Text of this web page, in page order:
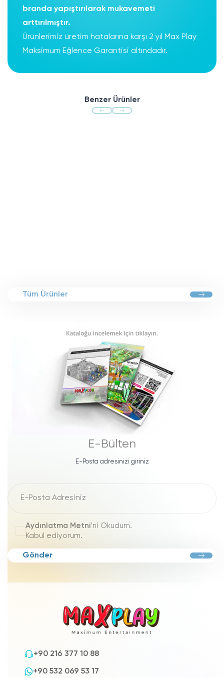
branda yapıştırılarak mukavemeti
arttırılmıştır.
Ürünlerimiz üretim hatalarına karşı 2 yıl Max Play
Maksimum Eğlence Garantisi altındadır.
Benzer Ürünler
Tüm Ürünler
+90 216 377 10 88
+90 532 069 53 17
E-Bülten
E-Posta adresinizi giriniz
Aydınlatma Metni’ni Okudum.
Kabul ediyorum.
Gönder